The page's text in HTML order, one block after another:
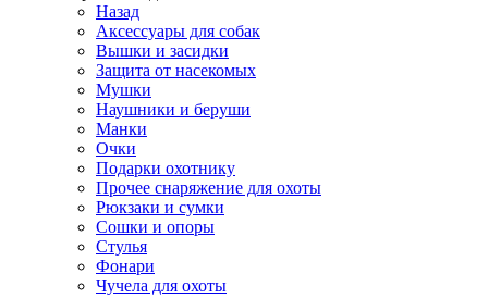
Назад
Аксессуары для собак
Вышки и засидки
Защита от насекомых
Мушки
Наушники и беруши
Манки
Очки
Подарки охотнику
Прочее снаряжение для охоты
Рюкзаки и сумки
Сошки и опоры
Стулья
Фонари
Чучела для охоты